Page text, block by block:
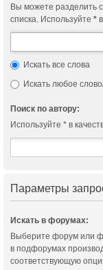
Вы можете разделить
списка. Используйте *
Искать все слова
Искать любое
Поиск по автору:
Используйте * в
Параметры
Искать в форумах:
Выберите форум или
в подфорумах
соответствующую